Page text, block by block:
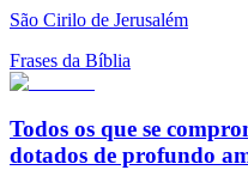
São Cirilo de Jerusalém
Frases da Bíblia
Todos os que se
dotados de profundo